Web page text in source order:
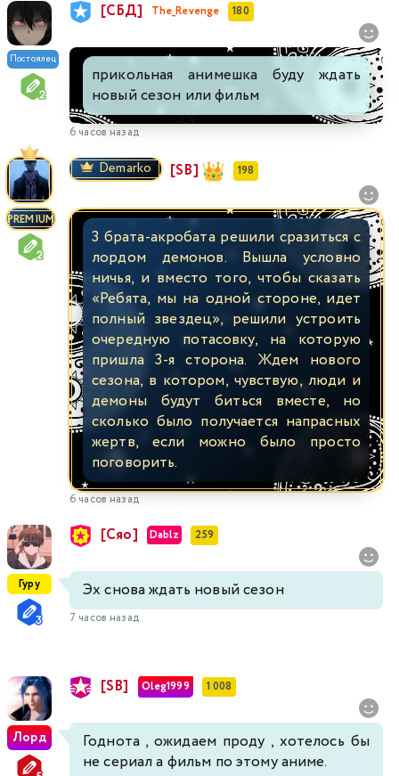
Постоялец
[СБД] The_Revenge 180
прикольная анимешка буду ждать
новый сезон или фильм
6 часов назад
PREMIUM
Demarko [SB] 198
3 брата-акробата решили сразиться с
лордом демонов. Вышла условно
ничья, и вместо того, чтобы сказать
«Ребята, мы на одной стороне, идет
полный звездец», решили устроить
очередную потасовку, на которую
пришла 3-я сторона. Ждем нового
сезона, в котором, чувствую, люди и
демоны будут биться вместе, но
сколько было получается напрасных
жертв, если можно было просто
поговорить.
6 часов назад
Гуру
[Сяо] Dablz 259
Эх снова ждать новый сезон
7 часов назад
Лорд
[SB] Oleg1999 1 008
Годнота , ожидаем проду , хотелось бы
не сериал а фильм по этому аниме.